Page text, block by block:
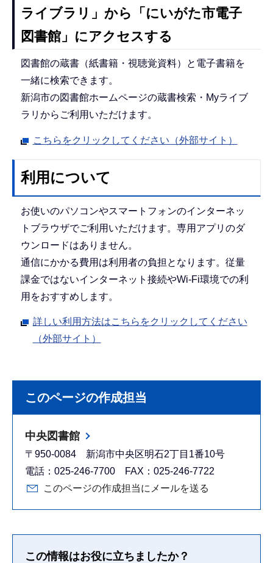
ライブラリ」から「にいがた市電子
図書館」にアクセスする
図書館の蔵書（紙書籍・視聴覚資料）と電子書籍を
一緒に検索できます。
新潟市の図書館ホームページの蔵書検索・Myライブ
ラリからご利用いただけます。
こちらをクリックしてください（外部サイト）
利用について
お使いのパソコンやスマートフォンのインターネッ
トブラウザでご利用いただけます。専用アプリのダ
ウンロードはありません。
通信にかかる費用は利用者の負担となります。従量
課金ではないインターネット接続やWi-Fi環境での利
用をおすすめします。
詳しい利用方法はこちらをクリックしてください
（外部サイト）
このページの作成担当
中央図書館
〒950-0084 新潟市中央区明石2丁目1番10号
電話：025-246-7700 FAX：025-246-7722
このページの作成担当にメールを送る
この情報はお役に立ちましたか？